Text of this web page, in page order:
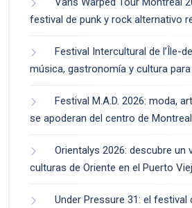
festival de punk y rock alternativo
Festival Intercultural de l’Île-
música, gastronomía y cultura
Festival M.A.D. 2026: moda,
se apoderan del centro de Montreal
Orientalys 2026: descubre un
culturas de Oriente en el Puerto
Under Pressure 31: el festival